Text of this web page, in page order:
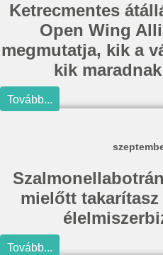
Ketrecmentes
Open Wing
megmutatja, kik a
kik
Tovább...
mielőtt
Tovább...